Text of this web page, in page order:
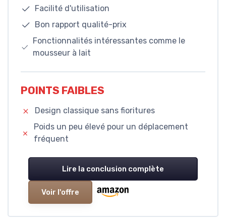
Facilité d'utilisation
Bon rapport qualité-prix
Fonctionnalités intéressantes comme le
mousseur à lait
POINTS FAIBLES
Design classique sans fioritures
Poids un peu élevé pour un déplacement
fréquent
Lire la conclusion complète
Voir l'offre